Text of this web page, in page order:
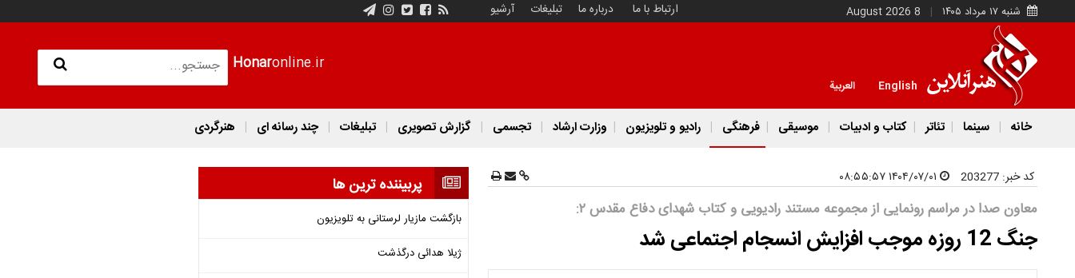
شنبه ۱۷ مرداد ۱۴۰۵ 8 August 2026 ارتباط با ما درباره ما تبلیغات آرشیو
Honaronline.ir
English العربية
خانه سینما تئاتر کتاب و ادبیات موسیقی فرهنگی رادیو و تلویزیون وزارت ارشاد تجسمی گزارش تصویری تبلیغات چند رسانه ای هنرگردی
کد خبر: 203277
معاون صدا در مراسم رونمایی از مجموعه مستند رادیویی و کتاب شهدای دفاع مقدس ۲:
جنگ 12 روزه موجب افزایش انسجام اجتماعی شد
پربیننده ترین ها
بازگشت مازیار لرستانی به تلویزیون
ژیلا هدائی درگذشت